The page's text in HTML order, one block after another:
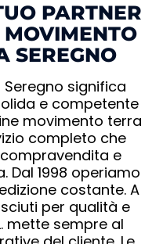
PARTNER
SEREGNO
Seregno significa
e competente
movimento terra
completo che
e
Dal 1998 operiamo
costante. A
per qualità e
mette sempre al